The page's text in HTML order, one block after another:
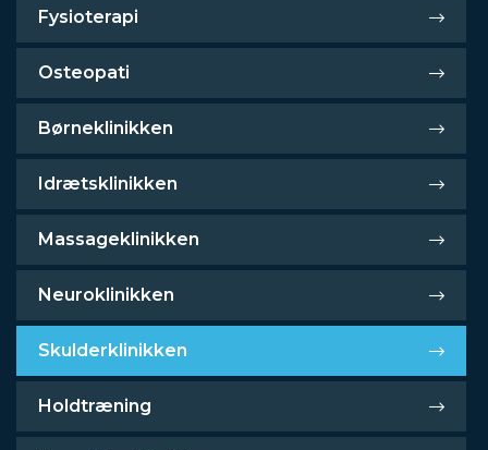
Fysioterapi
Osteopati
Børneklinikken
Idrætsklinikken
Massageklinikken
Neuroklinikken
Skulderklinikken
Holdtræning